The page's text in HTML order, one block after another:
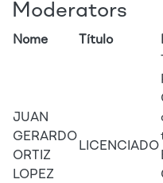
Moderators
Nome Título
JUAN
GERARDO
ORTIZ
LOPEZ
LICENCIADO